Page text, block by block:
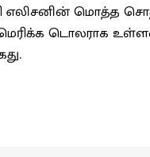
மொத்த சொத்து
டொலராக